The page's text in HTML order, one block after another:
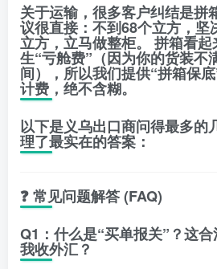
关于运输，很多客户纠结是拼
议很直接： 不到68个立方，坚
立方，立马做整柜。 拼箱看起
生“亏舱费”（因为你的货装不
间），所以我们提供“拼箱保
计费，绝不含糊。
以下是义乌出口商问得最多的
理了最实在的答案：
❓ 常见问题解答 (FAQ)
Q1：什么是“买单报关”？这
我收外汇？